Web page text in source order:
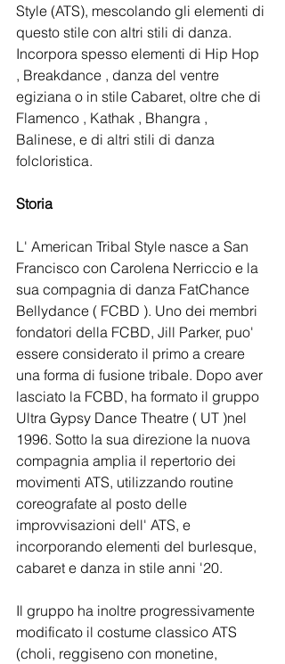
Style (ATS), mescolando gli elementi di
questo stile con altri stili di danza.
Incorpora spesso elementi di Hip Hop
, Breakdance , danza del ventre
egiziana o in stile Cabaret, oltre che di
Flamenco , Kathak , Bhangra ,
Balinese, e di altri stili di danza
folcloristica.
Storia
L' American Tribal Style nasce a San
Francisco con Carolena Nerriccio e la
sua compagnia di danza FatChance
Bellydance ( FCBD ). Uno dei membri
fondatori della FCBD, Jill Parker, puo'
essere considerato il primo a creare
una forma di fusione tribale. Dopo aver
lasciato la FCBD, ha formato il gruppo
Ultra Gypsy Dance Theatre ( UT )nel
1996. Sotto la sua direzione la nuova
compagnia amplia il repertorio dei
movimenti ATS, utilizzando routine
coreografate al posto delle
improvvisazioni dell' ATS, e
incorporando elementi del burlesque,
cabaret e danza in stile anni '20.
Il gruppo ha inoltre progressivamente
modificato il costume classico ATS
(choli, reggiseno con monetine,